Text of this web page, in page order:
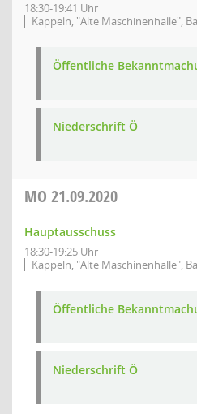
18:30-19:41 Uhr
Kappeln, "Alte Maschinenhalle",
Öffentliche
Niederschrift Ö
MO 21.09.2020
Hauptausschuss
18:30-19:25 Uhr
Kappeln, "Alte Maschinenhalle",
Öffentliche
Niederschrift Ö